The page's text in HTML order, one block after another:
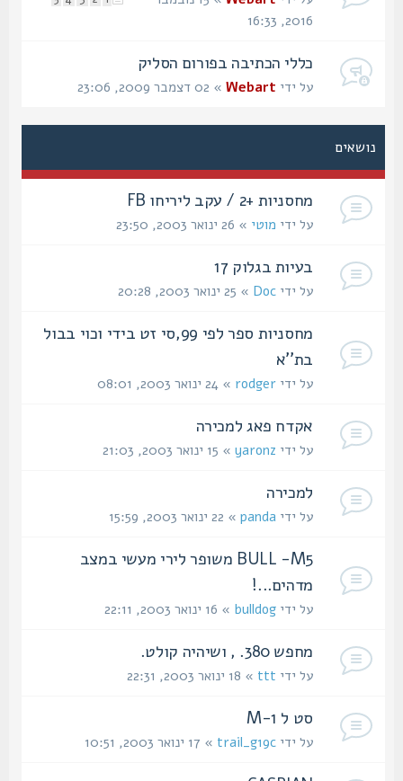
כללי הכתיבה בפורום הסליק
על ידיWebart» 02 דצמבר 2009, 23:06
נושאים
מחסניות +2 / עקב ליריחו FB
על ידימוטי » 26 ינואר 2003, 23:50
בעיות בגלוק 17
על ידיDoc » 25 ינואר 2003, 20:28
מחסניות ספר לפי 99,סי זט בידי וכוי בבול
בת''א
על ידיrodger» 24 ינואר 2003, 08:01
אקדח פאג למכירה
על ידיyaronz» 15 ינואר 2003, 21:03
למכירה
על ידיpanda» 22 ינואר 2003, 15:59
BULL -M5 משופר לירי מעשי במצב
מדהים...!
על ידיbulldog» 16 ינואר 2003, 22:11
מחפש 380. , ושיהיה קולט.
על ידיttt» 18 ינואר 2003, 22:31
סט ל M-1
על ידיtrail_g19c» 17 ינואר 2003, 10:51